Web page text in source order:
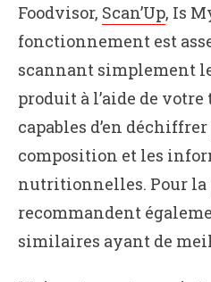
Foodvisor, Scan’Up, Is
fonctionnement est
scannant simplement le
produit à l’aide de
capables d’en
composition et les
nutritionnelles. Pour la
recommandent
similaires ayant de